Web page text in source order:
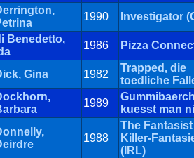
1990
Investigator
Benedetto,
1986 Pizza
Gina 1982
Trapped, die
toedliche
1989
kuesst man
1988
The Fantasist
Killer-
(IRL)